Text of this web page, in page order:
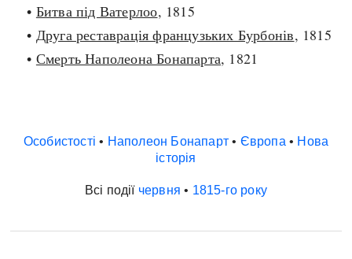
• Битва під Ватерлоо, 1815
• Друга реставрація французьких Бурбонів, 1815
• Смерть Наполеона Бонапарта, 1821
Особистості • Наполеон Бонапарт• Європа • Нова
історія
Всі події червня • 1815-го року